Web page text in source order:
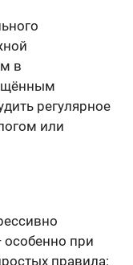
в
регулярное
или
при
правила: